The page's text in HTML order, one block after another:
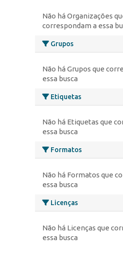
Não há Organizações
correspondam a essa
Grupos
Não há Grupos que
essa busca
Etiquetas
Não há Etiquetas que
essa busca
Formatos
Não há Formatos que
essa busca
Licenças
Não há Licenças que
essa busca